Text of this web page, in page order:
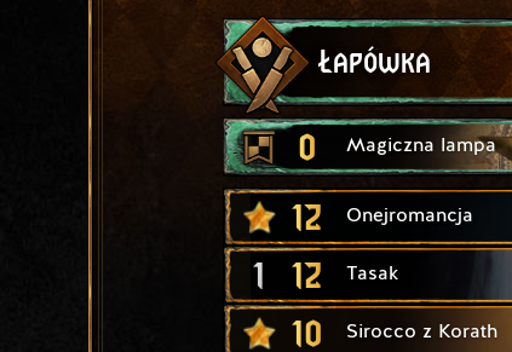
Łapówka
0 Magiczna lampa
12 Onejromancja
1 12 Tasak
10 Sirocco z Korath